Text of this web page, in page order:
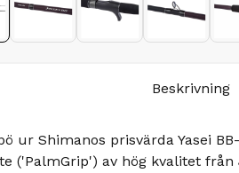
Beskrivning
ur Shimanos prisvärda Yasei
('PalmGrip') av hög kvalitet från